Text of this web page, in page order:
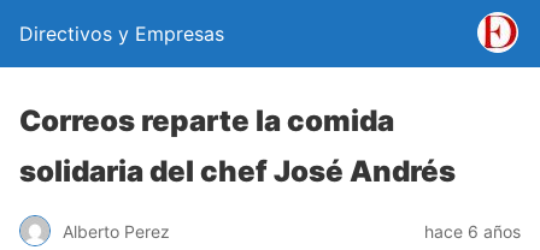
Directivos y Empresas
Correos reparte la comida
solidaria del chef José Andrés
Alberto Perez hace 6 años